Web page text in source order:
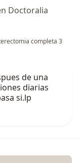
Doctoralia
completa 3
de una
diarias
si.lp